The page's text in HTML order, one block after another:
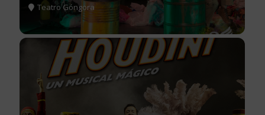
Teatro Góngora